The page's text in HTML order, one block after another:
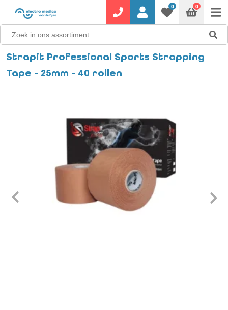
0 0
Strapit Professional Sports Strapping
Tape - 25mm - 40 rollen